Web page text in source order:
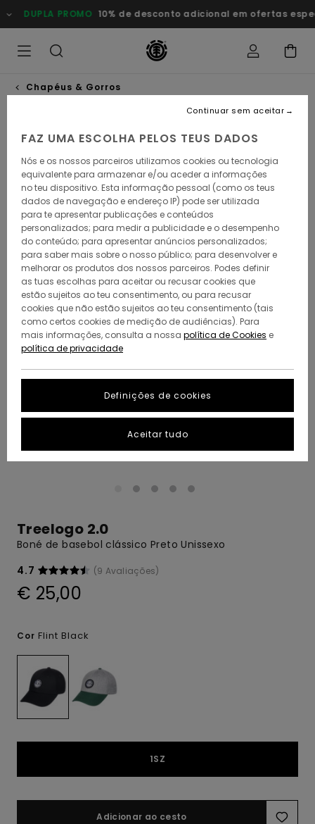
para
a
DUPLA PROMO 10% de desconto adicional em ofertas especiais
Chapéus & Gorros
Treelogo 2.0
Boné de basebol clássico Preto Unissexo
4.7
(9 Avaliações)
€ 25,00
Cor Flint Black
1SZ
Adicionar ao cesto
FAZ UMA ESCOLHA PELOS TEUS DADOS
Nós e os nossos parceiros utilizamos cookies ou tecnologia
equivalente para armazenar e/ou aceder a informações
no teu dispositivo. Esta informação pessoal (como os teus
dados de navegação e endereço IP) pode ser utilizada
para te apresentar publicações e conteúdos
personalizados; para medir a publicidade e o desempenho
do conteúdo; para apresentar anúncios personalizados;
para saber mais sobre o nosso público; para desenvolver e
melhorar os produtos dos nossos parceiros. Podes definir
as tuas escolhas para aceitar ou recusar cookies que
estão sujeitos ao teu consentimento, ou para recusar
cookies que não estão sujeitos ao teu consentimento (tais
como certos cookies de medição de audiências). Para
mais informações, consulta a nossa política de Cookies e
política de privacidade
Definições de cookies
Continuar sem aceitar
Aceitar tudo